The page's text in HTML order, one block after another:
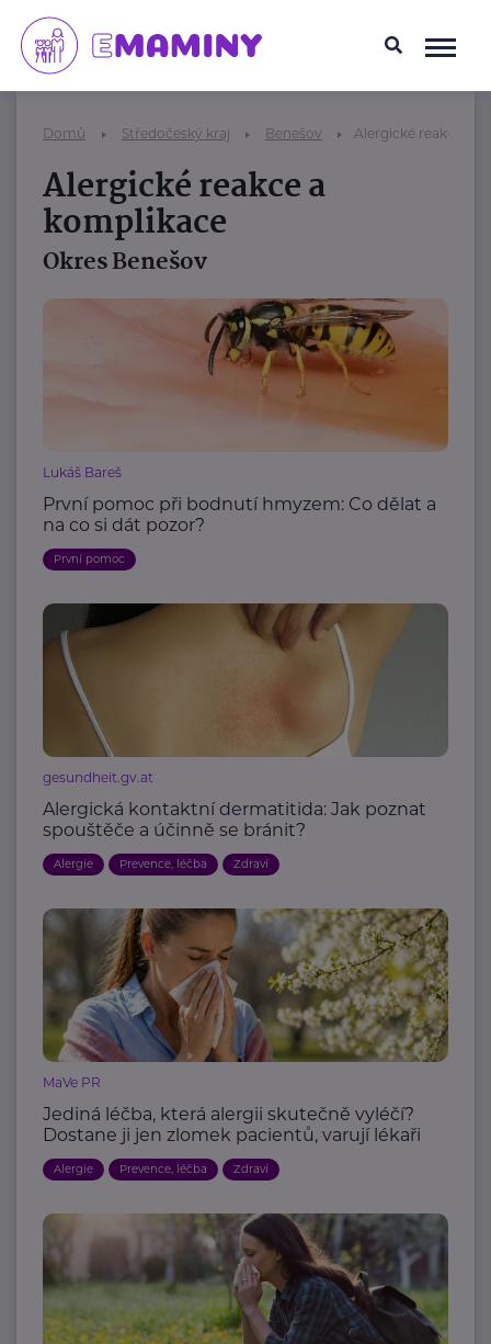
Domů Středočeský kraj Benešov Alergické reakce a
Alergické reakce a
komplikace
Okres Benešov
Lukáš Bareš
První pomoc při bodnutí hmyzem: Co dělat a
na co si dát pozor?
První pomoc
gesundheit.gv.at
Alergická kontaktní dermatitida: Jak poznat
spouštěče a účinně se bránit?
Alergie Prevence, léčba Zdraví
MaVe PR
Jediná léčba, která alergii skutečně vyléčí?
Dostane ji jen zlomek pacientů, varují lékaři
Alergie Prevence, léčba Zdraví